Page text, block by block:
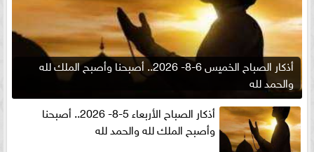
أذكار الصباح الخميس 6-8- 2026.. أصبحنا وأصبح الملك لله
والحمد لله
أذكار الصباح الأربعاء 5-8- 2026.. أصبحنا
وأصبح الملك لله والحمد لله